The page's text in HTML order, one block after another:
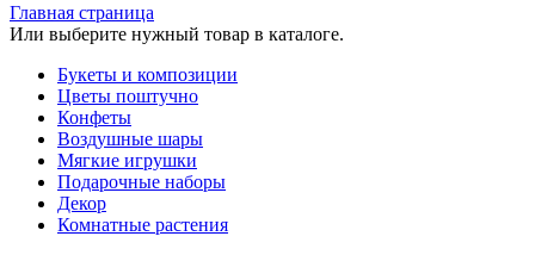
Главная страница
Или выберите нужный товар в каталоге.
Букеты и композиции
Цветы поштучно
Конфеты
Воздушные шары
Мягкие игрушки
Подарочные наборы
Декор
Комнатные растения